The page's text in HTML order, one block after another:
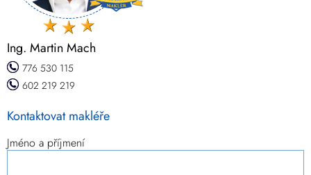
Ing. Martin Mach
776 530 115
602 219 219
Kontaktovat makléře
Jméno a příjmení